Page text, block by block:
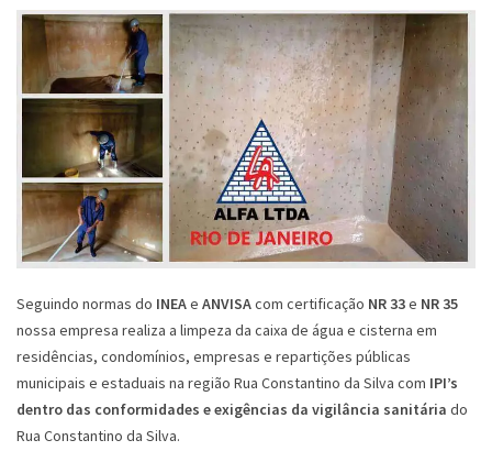
Seguindo normas do INEAe ANVISAcom certificação NR 33e NR 35
nossa empresa realiza a limpeza da caixa de água e cisterna em
residências, condomínios, empresas e repartições públicas
municipais e estaduais na região Rua Constantino da Silva com IPI’s
dentro das conformidades e exigências da vigilância sanitária do
Rua Constantino da Silva.